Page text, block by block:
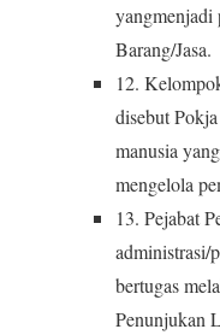
yangmenjadi
Barang/Jasa.
12.
disebut
manusia
mengelola
13. Pejabat
administrasi/
bertugas
Penunjukan